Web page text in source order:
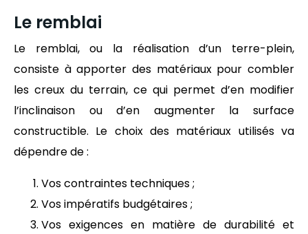
Le remblai
Le remblai, ou la réalisation d’un terre-plein,
consiste à apporter des matériaux pour combler
les creux du terrain, ce qui permet d’en modifier
l’inclinaison ou d’en augmenter la surface
constructible. Le choix des matériaux utilisés va
dépendre de :
Vos contraintes techniques ;
Vos impératifs budgétaires ;
Vos exigences en matière de durabilité et